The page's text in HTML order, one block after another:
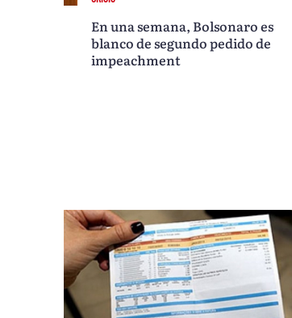
En una semana, Bolsonaro es
blanco de segundo pedido de
impeachment